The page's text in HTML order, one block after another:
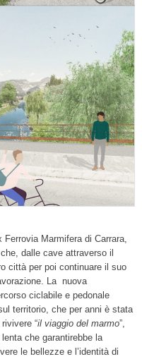
Marmifera di Carrara,
che, dalle cave attraverso il
città per poi continuare il suo
La nuova
ciclabile e pedonale
territorio, che per anni è stata
“il viaggio del marmo”,
che garantirebbe la
le bellezze e l’identità di